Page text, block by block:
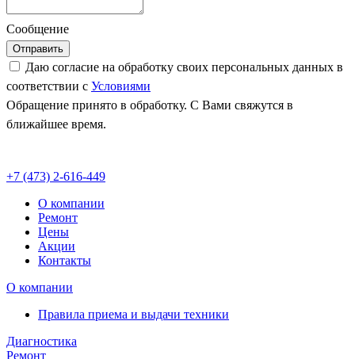
Сообщение
Отправить
Даю согласие на обработку своих персональных данных в
соответствии с Условиями
Обращение принято в обработку. С Вами свяжутся в
ближайшее время.
+7 (473) 2-616-449
О компании
Ремонт
Цены
Акции
Контакты
О компании
Правила приема и выдачи техники
Диагностика
Ремонт